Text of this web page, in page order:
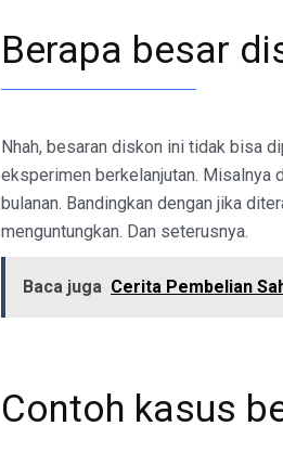
Berapa besar
Nhah, besaran diskon ini tidak bisa
eksperimen berkelanjutan. Misalnya
bulanan. Bandingkan dengan jika
menguntungkan. Dan seterusnya.
Baca juga Cerita Pembelian
Contoh kasus